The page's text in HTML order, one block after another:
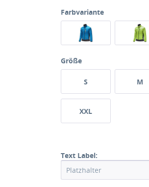
Farbvariante
Größe
S M
XXL
Text Label: